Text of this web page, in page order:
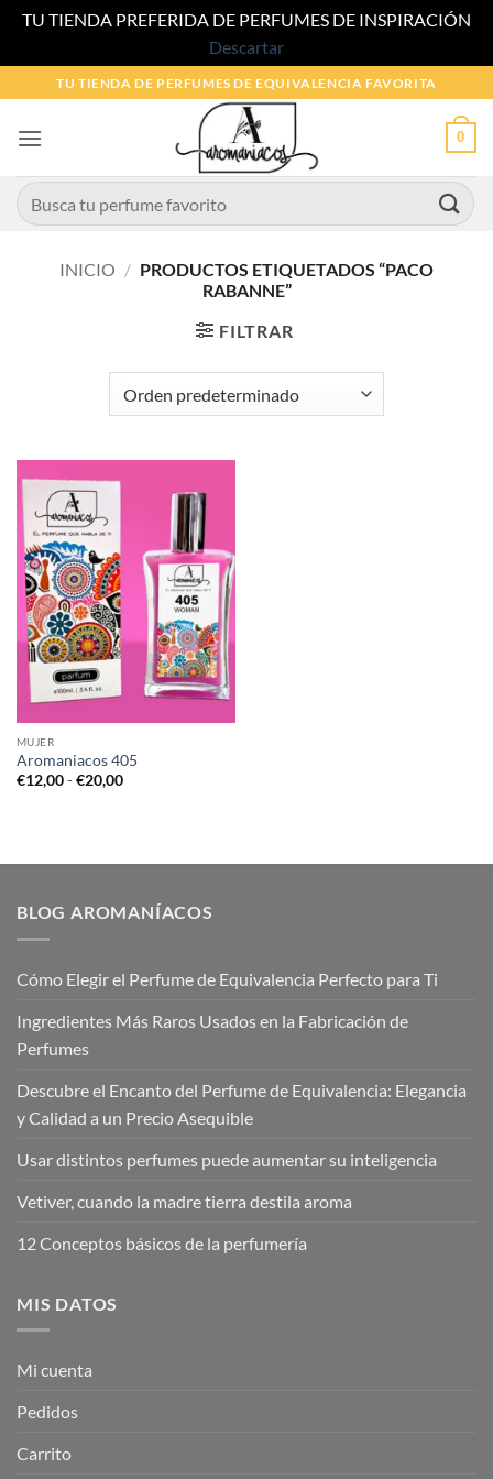
TU TIENDA PREFERIDA DE PERFUMES DE INSPIRACIÓN
Descartar
al
contenido
TU TIENDA DE PERFUMES DE EQUIVALENCIA FAVORITA
0
Buscar
por:
INICIO / PRODUCTOS ETIQUETADOS “PACO
RABANNE”
FILTRAR
MUJER
Aromaniacos 405
€12,00 - €20,00Rango
€20,00
BLOG AROMANÍACOS
Cómo Elegir el Perfume de Equivalencia Perfecto para Ti
Ingredientes Más Raros Usados en la Fabricación de
Perfumes
Descubre el Encanto del Perfume de Equivalencia: Elegancia
y Calidad a un Precio Asequible
Usar distintos perfumes puede aumentar su inteligencia
Vetiver, cuando la madre tierra destila aroma
12 Conceptos básicos de la perfumería
MIS DATOS
Mi cuenta
Pedidos
Carrito